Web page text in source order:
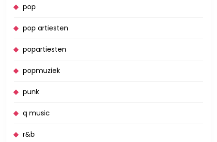
pop
pop artiesten
popartiesten
popmuziek
punk
q music
r&b